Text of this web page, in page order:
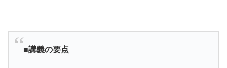
■講義の要点